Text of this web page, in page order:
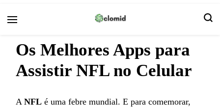
Os Melhores Apps para
Assistir NFL no Celular
A NFL é uma febre mundial. E para comemorar,